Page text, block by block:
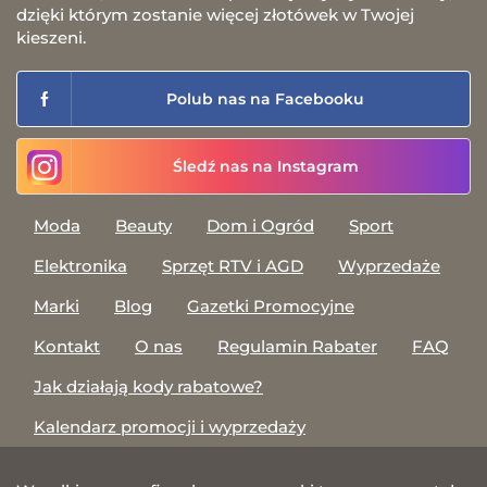
dzięki którym zostanie więcej złotówek w Twojej
kieszeni.
Polub nas na Facebooku
Śledź nas na Instagram
Moda Beauty Dom i Ogród
Sport
Elektronika
Sprzęt RTV i AGD
Wyprzedaże
Marki
Blog
Gazetki Promocyjne
Kontakt
O nas Regulamin Rabater
FAQ
Jak działają kody rabatowe?
Kalendarz promocji i wyprzedaży